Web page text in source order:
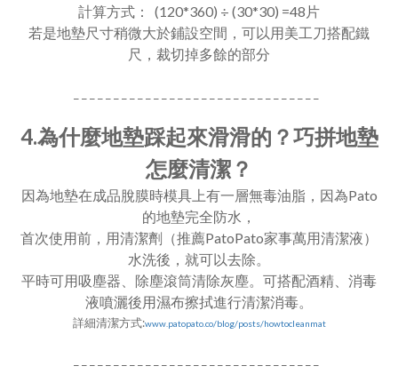
計算方式： (120*360) ÷ (30*30) =48片
若是地墊尺寸稍微大於鋪設空間，可以用美工刀搭配鐵
尺，裁切掉多餘的部分
4.為什麼地墊踩起來滑滑的？巧拼地墊
怎麼清潔？
因為地墊在成品脫膜時模具上有一層無毒油脂，因為Pato
的地墊完全防水，
首次使用前，用清潔劑（推薦PatoPato家事萬用清潔液）
水洗後，就可以去除。
平時可用吸塵器、除塵滾筒清除灰塵。可搭配酒精、消毒
液噴灑後用濕布擦拭進行清潔消毒。
詳細清潔方式:www.patopato.co/blog/posts/howtocleanmat